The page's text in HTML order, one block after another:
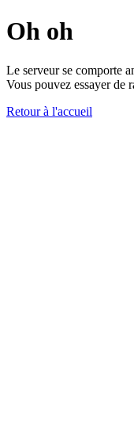
Oh oh
Le serveur se comporte
Vous pouvez essayer de
Retour à l'accueil